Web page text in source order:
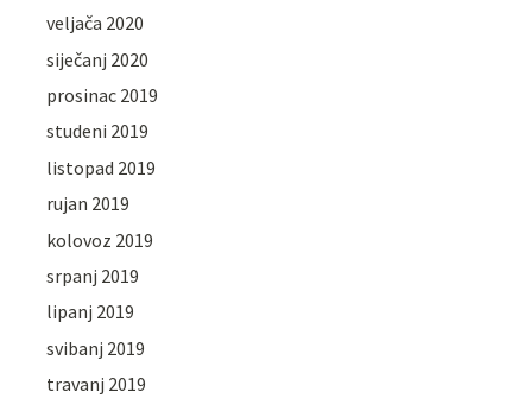
veljača 2020
siječanj 2020
prosinac 2019
studeni 2019
listopad 2019
rujan 2019
kolovoz 2019
srpanj 2019
lipanj 2019
svibanj 2019
travanj 2019